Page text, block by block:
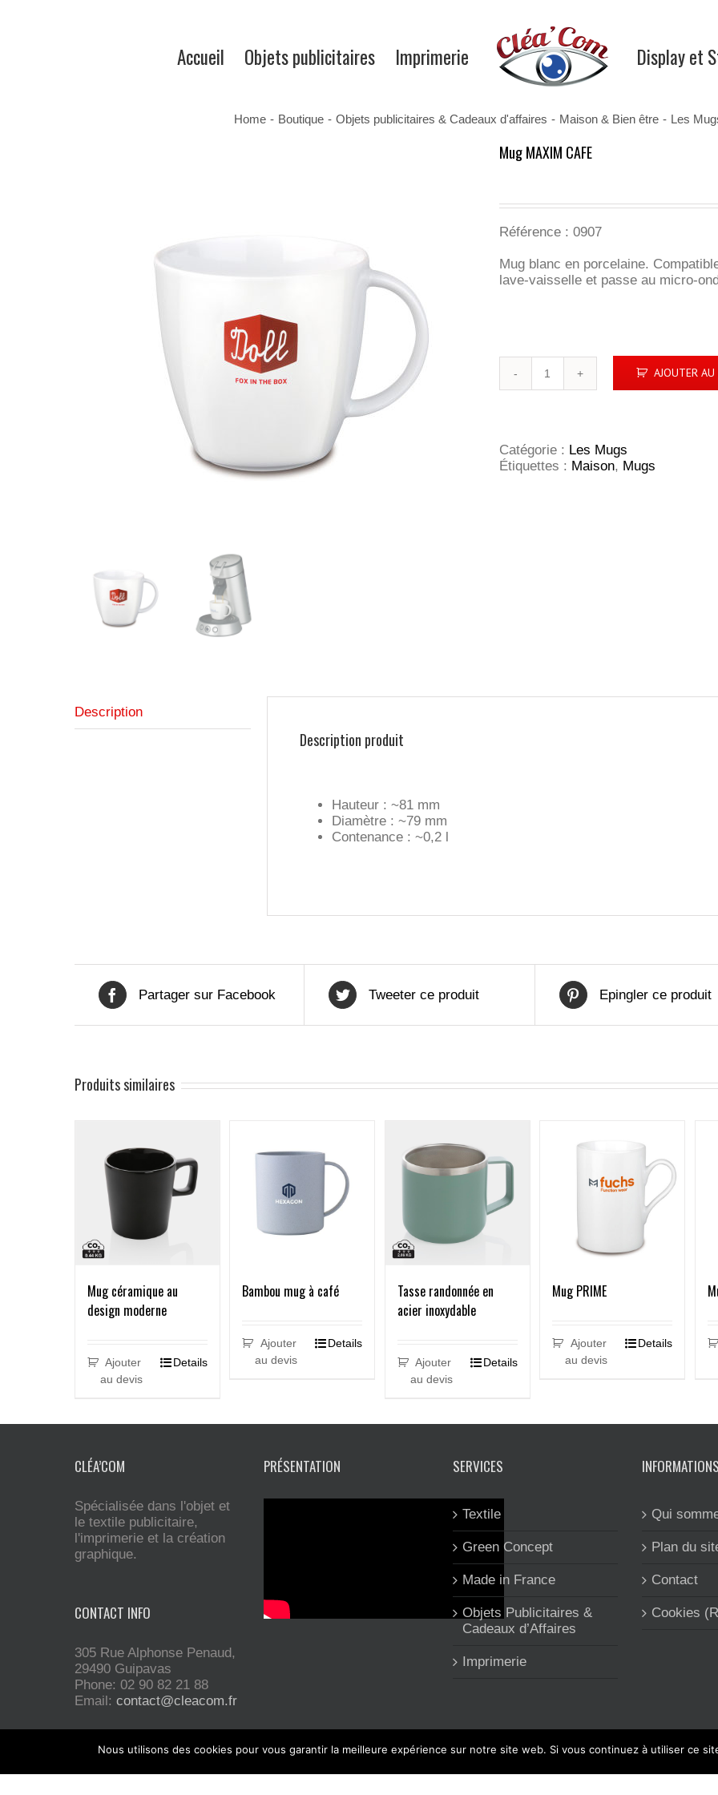
Accueil Objets publicitaires Imprimerie Display et
Home - Boutique - Objets publicitaires & Cadeaux d'affaires - Maison & Bien être - Les
Mug MAXIM CAFE
Référence : 0907
Mug blanc en porcelaine.
lave-vaisselle et passe au micro-
de
AJOUTER AU
Catégorie : Les Mugs
Étiquettes : Maison, Mugs
Description
Description produit
Hauteur : ~81 mm
Diamètre : ~79 mm
Contenance : ~0,2 l
Partager sur Facebook Tweeter ce produit Epingler ce produit
Produits similaires
Mug céramique au
design moderne
Ajouter
au devis
Details
Bambou mug à café
Ajouter
au devis
Details
Tasse randonnée en
acier inoxydable
Ajouter
au devis
Details
Mug PRIME
Ajouter
au devis
Details
CLÉA’COM
Spécialisée dans l'objet et
le textile publicitaire,
l'imprimerie et la création
graphique.
CONTACT INFO
305 Rue Alphonse Penaud,
29490 Guipavas
Phone: 02 90 82 21 88
Email: contact@cleacom.fr
PRÉSENTATION SERVICES
Textile
Green Concept
Made in France
Objets Publicitaires &
Cadeaux d’Affaires
Imprimerie
INFORMATIONS
Qui
Plan du
Contact
Cookies
Nous utilisons des cookies pour vous garantir la meilleure expérience sur notre site web. Si vous continuez à utiliser ce